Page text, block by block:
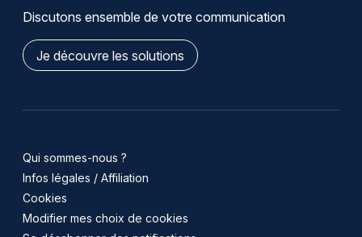
Discutons ensemble de votre communication
Je découvre les solutions
Qui sommes-nous ?
Infos légales / Affiliation
Cookies
Modifier mes choix de cookies